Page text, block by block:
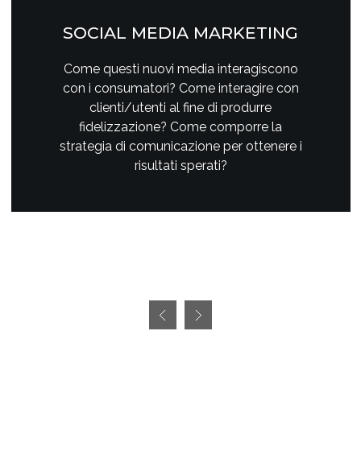
SOCIAL MEDIA MARKETING
Come questi nuovi media interagiscono
con i consumatori? Come interagire con
clienti/utenti al fine di produrre
fidelizzazione? Come comporre la
strategia di comunicazione per ottenere i
risultati sperati?